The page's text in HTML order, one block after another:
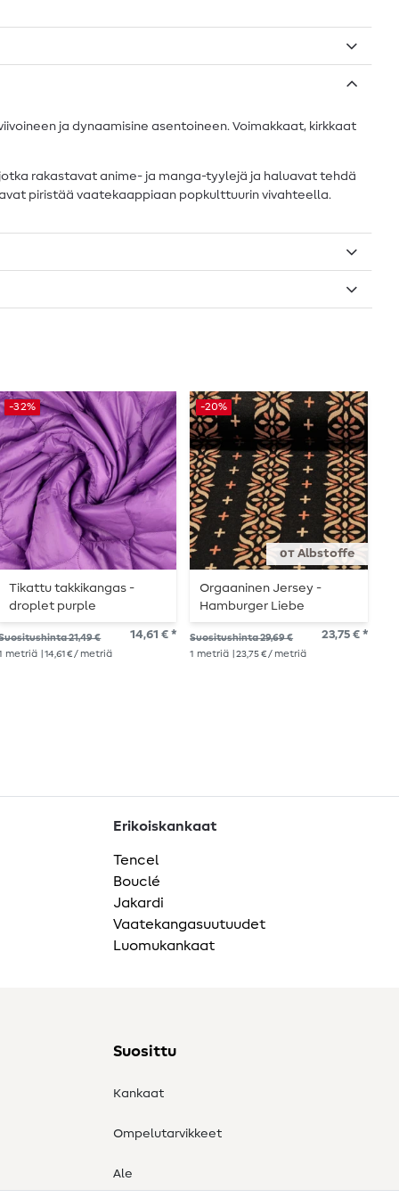
ja dynaamisine asentoineen. Voimakkaat, kirkkaat
rakastavat anime- ja manga-tyylejä ja haluavat tehdä
piristää vaatekaappiaan popkulttuurin vivahteella.
-32%
Tikattu takkikangas -
droplet purple
doubleface tikattu
kangas
21,49 € 14,61 € *
metriä | 14,61 € / metriä
от Albstoffe
-20%
Orgaaninen Jersey -
Hamburger Liebe
Evermore Flourish
Jacquard Musta
Suositushinta 29,69 € 23,75 € *
1 metriä | 23,75 € / metriä
Erikoiskankaat
Tencel
Bouclé
Jakardi
Vaatekangasuutuudet
Luomukankaat
Suosittu
Kankaat
Ompelutarvikkeet
Ale